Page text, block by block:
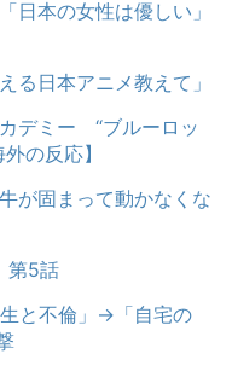
日本の女性は優しい」
る日本アニメ教えて」
デミー “ブルーロッ
の反応】
が固まって動かなくな
第5話
と不倫」→「自宅の